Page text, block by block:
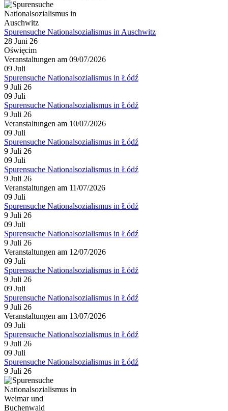
Spurensuche Nationalsozialismus in Auschwitz
28 Juni 26
Oświęcim
Veranstaltungen am 09/07/2026
09 Juli
Spurensuche Nationalsozialismus in Łódź
9 Juli 26
09 Juli
Spurensuche Nationalsozialismus in Łódź
9 Juli 26
Veranstaltungen am 10/07/2026
09 Juli
Spurensuche Nationalsozialismus in Łódź
9 Juli 26
09 Juli
Spurensuche Nationalsozialismus in Łódź
9 Juli 26
Veranstaltungen am 11/07/2026
09 Juli
Spurensuche Nationalsozialismus in Łódź
9 Juli 26
09 Juli
Spurensuche Nationalsozialismus in Łódź
9 Juli 26
Veranstaltungen am 12/07/2026
09 Juli
Spurensuche Nationalsozialismus in Łódź
9 Juli 26
09 Juli
Spurensuche Nationalsozialismus in Łódź
9 Juli 26
Veranstaltungen am 13/07/2026
09 Juli
Spurensuche Nationalsozialismus in Łódź
9 Juli 26
09 Juli
Spurensuche Nationalsozialismus in Łódź
9 Juli 26